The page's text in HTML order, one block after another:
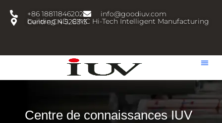
+86 18811846202
info@goodiuv.com
building 4D, CIMC Hi-Tech Intelligent Manufacturing Centre,CN 528313
Centre de connaissances IUV